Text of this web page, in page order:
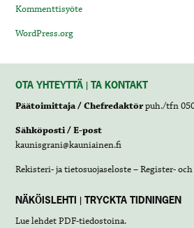
Kommenttisyöte
WordPress.org
OTA YHTEYTTÄ | TA KONTAKT
Päätoimittaja / Chefredaktörpuh./tfn
Sähköposti / E-post
kaunisgrani@kauniainen.fi
Rekisteri- ja tietosuojaseloste – Register-
NÄKÖISLEHTI | TRYCKTA TIDNINGEN
Lue lehdetPDF-tiedostoina.